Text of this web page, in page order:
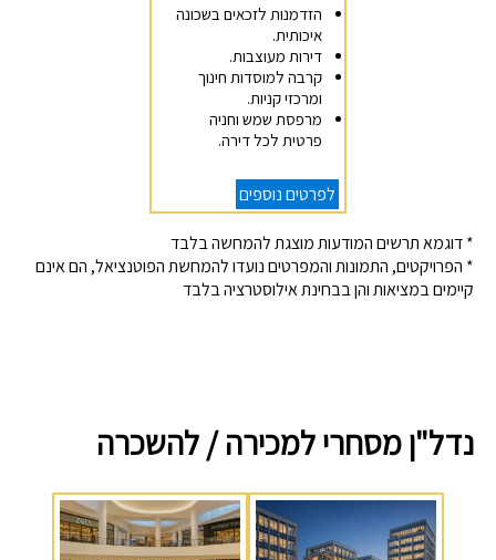
הזדמנות לזכאים בשכונה
איכותית.
דירות מעוצבות.
קרבה למוסדות חינוך
ומרכזי קניות.
מרפסת שמש וחניה
פרטית לכל דירה.
לפרטים נוספים
* דוגמא תרשים המודעות מוצגת להמחשה בלבד
* הפרויקטים, התמונות והמפרטים נועדו להמחשת הפוטנציאל, הם אינם
קיימים במציאות והן בבחינת אילוסטרציה בלבד
נדל"ן מסחרי למכירה / להשכרה